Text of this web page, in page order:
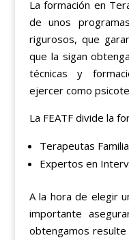
La formación en
de unos
rigurosos, que
que la sigan
técnicas y
ejercer como
La FEATF divide la
Terapeutas
Expertos en
A la hora de elegir
importante
obtengamos resulte